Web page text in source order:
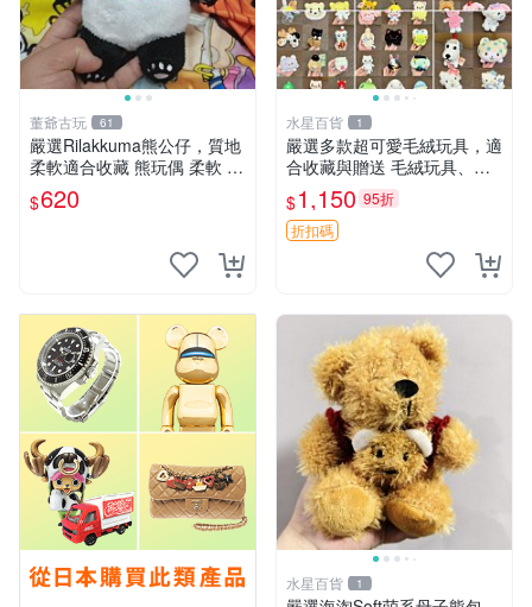
董爺古玩 61
嚴選Rilakkuma熊公仔，質地
柔軟適合收藏 熊玩偶 柔軟 公
仔 收藏
$620
水星百貨 1
嚴選多款超可愛毛絨玩具，適
合收藏與贈送 毛絨玩具、抱
枕、公仔
$1,150 95折
折扣碼
水星百貨 1